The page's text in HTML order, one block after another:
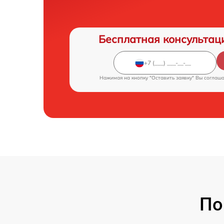
Бесплатная
Нажимая на кнопку "Оставить заявку" Вы